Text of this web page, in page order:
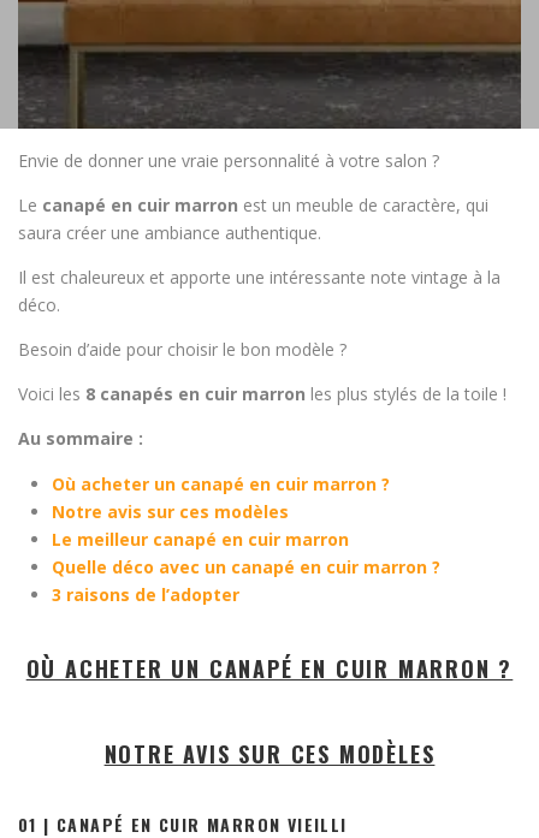
Envie de donner une vraie personnalité à votre salon ?
Le canapé en cuir marron est un meuble de caractère, qui
saura créer une ambiance authentique.
Il est chaleureux et apporte une intéressante note vintage à la
déco.
Besoin d’aide pour choisir le bon modèle ?
Voici les 8 canapés en cuir marron les plus stylés de la toile !
Au sommaire :
Où acheter un canapé en cuir marron ?
Notre avis sur ces modèles
Le meilleur canapé en cuir marron
Quelle déco avec un canapé en cuir marron ?
3 raisons de l’adopter
OÙ ACHETER UN CANAPÉ EN CUIR MARRON ?
NOTRE AVIS SUR CES MODÈLES
01 | CANAPÉ EN CUIR MARRON VIEILLI